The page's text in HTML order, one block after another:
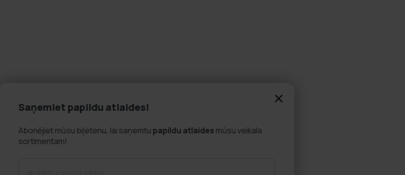
Saņemiet papildu atlaides!
Abonējiet mūsu biļetenu, lai saņemtupapildu atlaidesmūsu veikala
sortimentam!